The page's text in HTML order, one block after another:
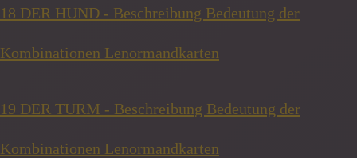
18 DER HUND - Beschreibung Bedeutung der
Kombinationen Lenormandkarten
19 DER TURM - Beschreibung Bedeutung der
Kombinationen Lenormandkarten